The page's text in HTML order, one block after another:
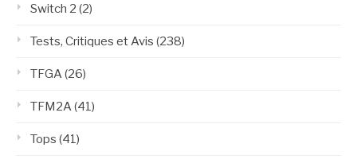
Switch 2 (2)
Tests, Critiques et Avis (238)
TFGA(26)
TFM2A(41)
Tops (41)